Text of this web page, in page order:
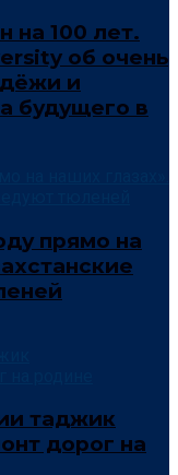
на 100 лет.
об очень
и
будущего в
прямо на
таджик
дорог на